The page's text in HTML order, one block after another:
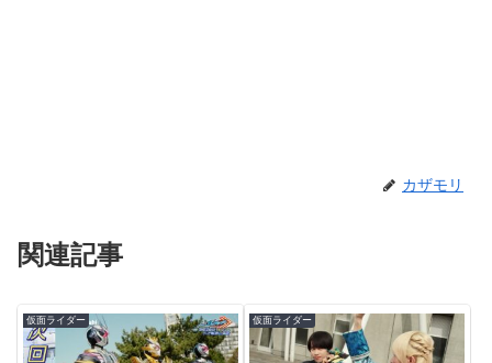
カザモリ
関連記事
仮面ライダー 仮面ライダー